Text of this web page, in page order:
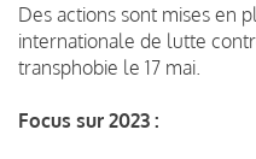
Des actions sont mises en
internationale de lutte
transphobie le 17 mai.
Focus sur 2023 :